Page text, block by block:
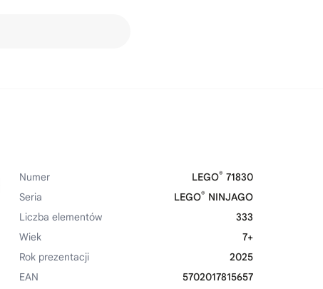
Numer LEGO® 71830
Seria
LEGO® NINJAGO
Liczba elementów
333
Wiek
7+
Rok prezentacji
2025
EAN
5702017815657